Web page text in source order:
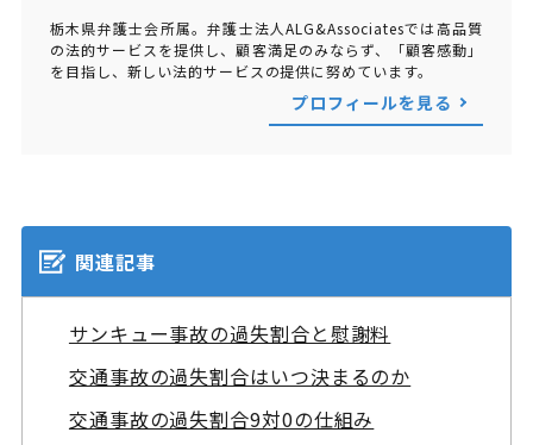
栃木県弁護士会所属。弁護士法人ALG&Associatesでは高品質
の法的サービスを提供し、顧客満足のみならず、「顧客感動」
を目指し、新しい法的サービスの提供に努めています。
プロフィールを見る
関連記事
サンキュー事故の過失割合と慰謝料
交通事故の過失割合はいつ決まるのか
交通事故の過失割合9対0の仕組み